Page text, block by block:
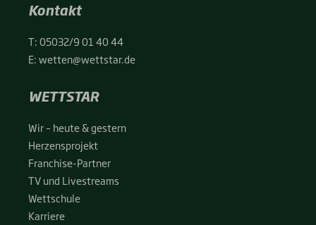
Kontakt
T:05032/9 01 40 44
E:wetten@wettstar.de
WETTSTAR
Wir – heu­te & ges­tern
Her­zens­pro­jekt
Fran­chise-Par­t­­ner
TV und Live­streams
Wett­schu­le
Kar­rie­re